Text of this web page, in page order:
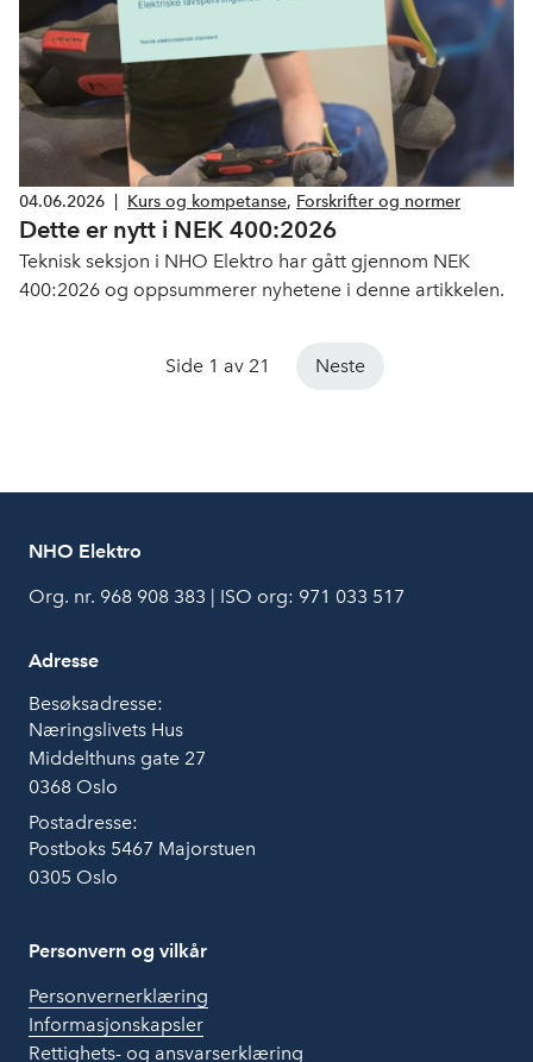
04.06.2026 Kurs og kompetanse, Forskrifter og normer
Dette er nytt i NEK 400:2026
Teknisk seksjon i NHO Elektro har gått gjennom NEK
400:2026 og oppsummerer nyhetene i denne artikkelen.
Side 1 av 21 Neste
NHO Elektro
Org. nr. 968 908 383 | ISO org: 971 033 517
Adresse
Besøksadresse:
Næringslivets Hus
Middelthuns gate 27
0368 Oslo
Postadresse:
Postboks 5467 Majorstuen
0305 Oslo
Personvern og vilkår
Personvernerklæring
Informasjonskapsler
Rettighets- og ansvarserklæring